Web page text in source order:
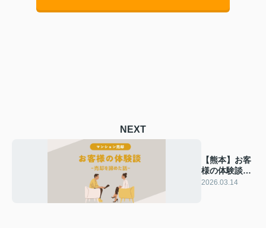
NEXT
【熊本】お客
様の体験談ー
売却を諦めた
2026.03.14